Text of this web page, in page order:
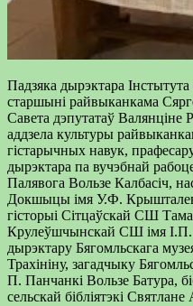
Падзяка дырэктара
старшыні райвыканкама
Савета дэпутатаў Валянціне
аддзела культуры
гістарычных навук,
дырэктара па вучэбнай
Палявога Вользе Калбасіч,
Докшыцы імя У.Ф.
гісторыі Сітцаўскай СШ
Крулеўшчынскай СШ імя І.П.
дырэктару Бягомльскага
Трахініну, загадчыку
П. Панчанкі Вользе Батура,
сельскай бібліятэкі Святлане